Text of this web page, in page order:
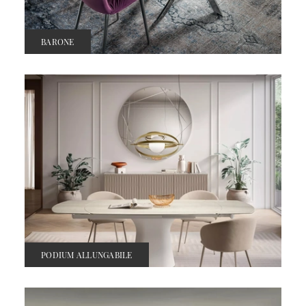
BARONE
PODIUM ALLUNGABILE